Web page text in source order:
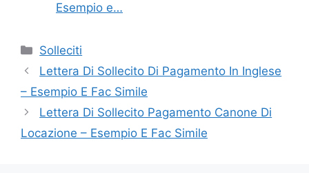
Esempio e…
Categorie
Solleciti
Lettera Di Sollecito Di Pagamento In Inglese
– Esempio E Fac Simile
Lettera Di Sollecito Pagamento Canone Di
Locazione – Esempio E Fac Simile